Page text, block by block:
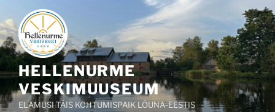
sisu
juurde
HELLENURME
VESKIMUUSEUM
ELAMUSI TÄIS KOHTUMISPAIK LÕUNA-EESTIS